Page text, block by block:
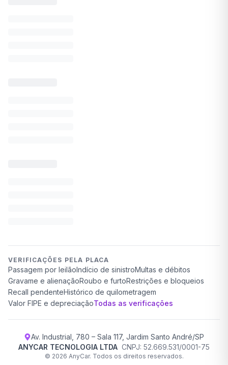
VERIFICAÇÕES PELA PLACA
Passagem por leilãoIndício de sinistroMultas e débitos
Gravame e alienaçãoRoubo e furtoRestrições e bloqueios
Recall pendenteHistórico de quilometragem
Valor FIPE e depreciaçãoTodas as verificações
Av. Industrial, 780 – Sala 117, Jardim Santo André/SP
ANYCAR TECNOLOGIA LTDA CNPJ: 52.669.531/0001-75
© 2026 AnyCar. Todos os direitos reservados.